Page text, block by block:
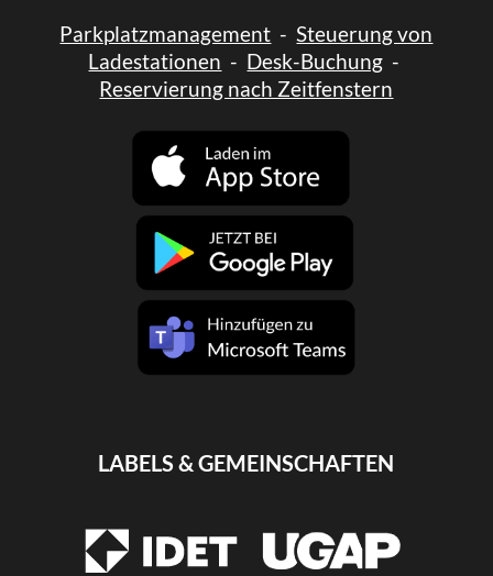
Parkplatzmanagement -Steuerung von
Ladestationen - Desk-Buchung -
Reservierung nach Zeitfenstern
LABELS & GEMEINSCHAFTEN